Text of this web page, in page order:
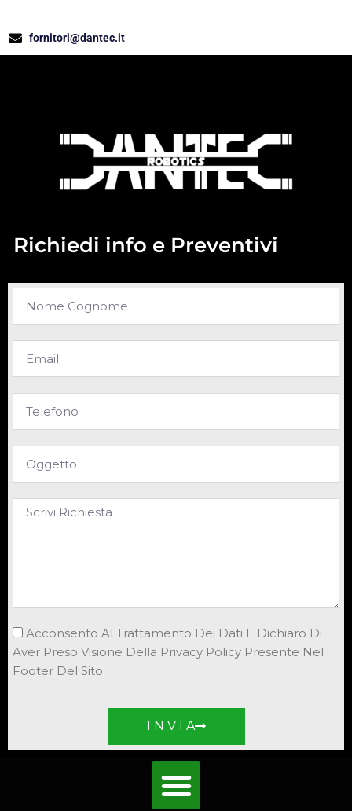
fornitori@dantec.it
Richiedi info e Preventivi
Acconsento Al Trattamento Dei Dati E Dichiaro Di
Aver Preso Visione Della Privacy Policy Presente Nel
Footer Del Sito
I N V I A